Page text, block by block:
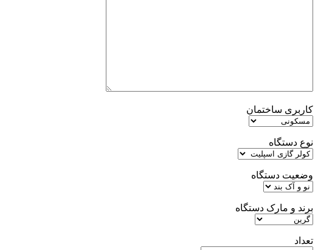
کاربری ساختمان
نوع دستگاه
وضعیت دستگاه
برند و مارک دستگاه
تعداد